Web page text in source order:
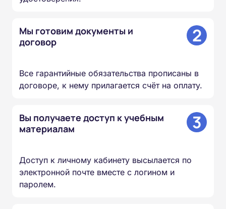
Мы готовим документы и
договор
2
Все гарантийные обязательства прописаны в
договоре, к нему прилагается счёт на оплату.
Вы получаете доступ к учебным
материалам
3
Доступ к личному кабинету высылается по
электронной почте вместе с логином и
паролем.